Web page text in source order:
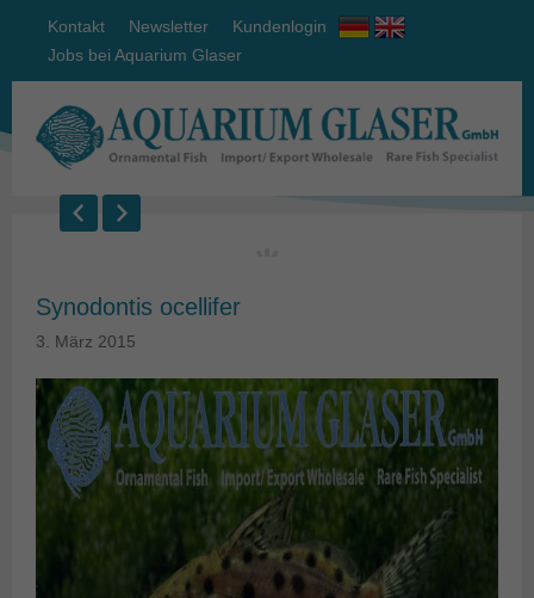
Kontakt Newsletter
Kundenlogin
Jobs bei Aquarium Glaser
Synodontis ocellifer
3. März 2015